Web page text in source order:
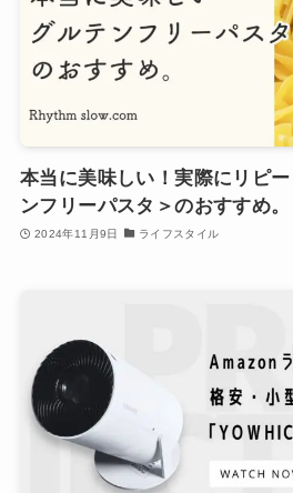
本当に美味しい！実際にリピ
ンフリーパスタ＞のおすすめ。
2024年11月9日 ライフスタイル